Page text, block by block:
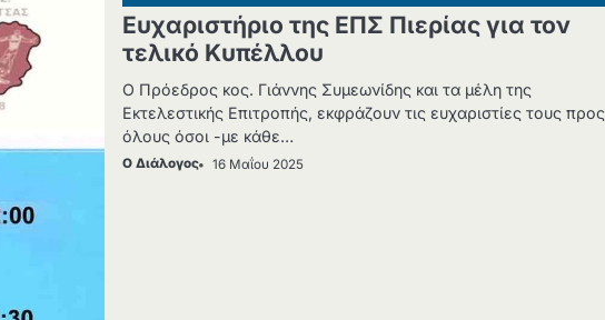
Ευχαριστήριο της ΕΠΣ Πιερίας για τον
τελικό Κυπέλλου
Ο Πρόεδρος κος. Γιάννης Συμεωνίδης και τα μέλη της
Εκτελεστικής Επιτροπής, εκφράζουν τις ευχαριστίες τους προς
όλους όσοι -με κάθε…
Ο Διάλογος 16 Μαΐου 2025